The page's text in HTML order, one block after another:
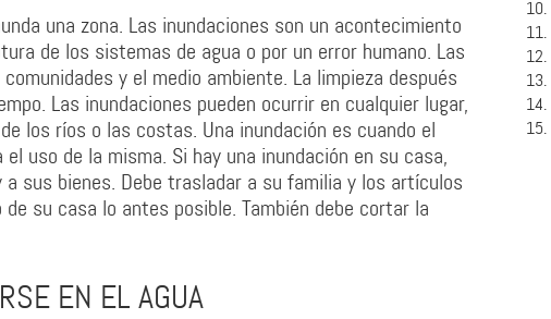
una zona. Las inundaciones son un acontecimiento
de los sistemas de agua o por un error humano. Las
y el medio ambiente. La limpieza después
Las inundaciones pueden ocurrir en cualquier lugar,
los ríos o las costas. Una inundación es cuando el
uso de la misma. Si hay una inundación en su casa,
sus bienes. Debe trasladar a su familia y los artículos
su casa lo antes posible. También debe cortar la
EN EL AGUA
10.
11.
12.
13.
14.
15.